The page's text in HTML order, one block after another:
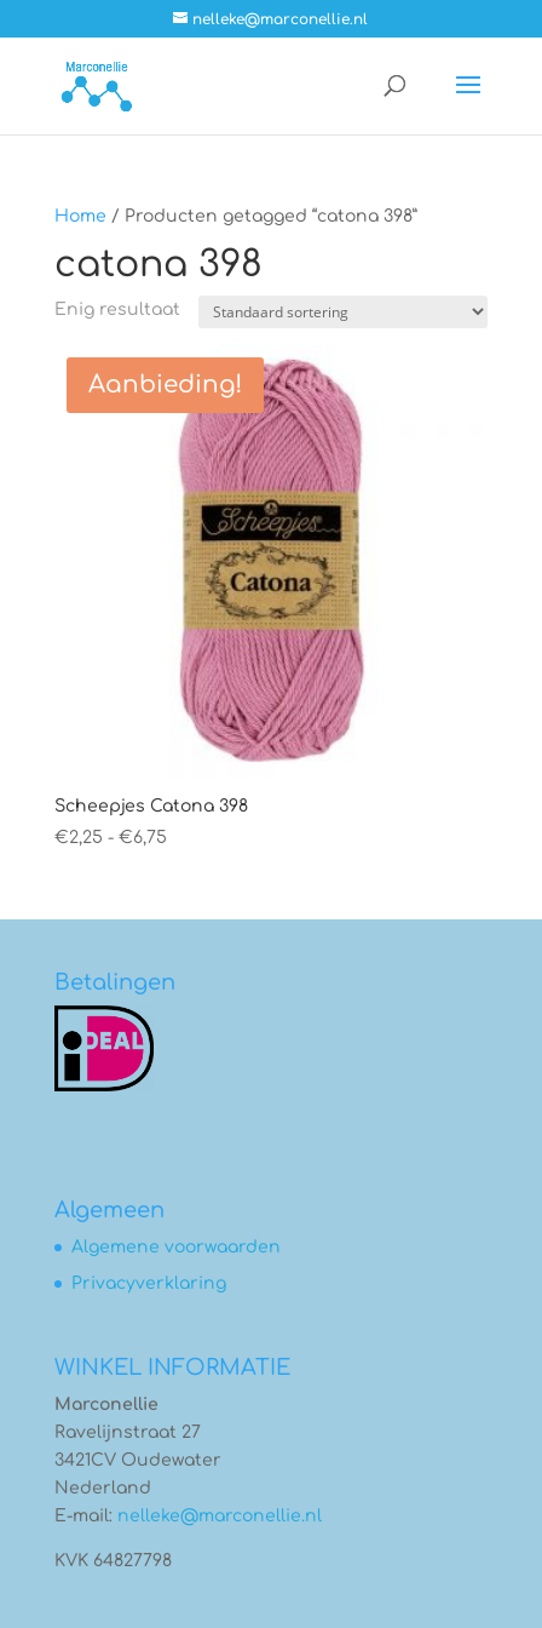
nelleke@marconellie.nl
Home / Producten getagged “catona 398”
catona 398
Enig resultaat
Aanbieding!
Scheepjes Catona 398
€2,25 - €6,75Prijsklasse:
€6,75
Betalingen
Algemeen
Algemene voorwaarden
Privacyverklaring
WINKEL INFORMATIE
Marconellie
Ravelijnstraat 27
3421CV Oudewater
Nederland
E-mail: nelleke@marconellie.nl
KVK 64827798